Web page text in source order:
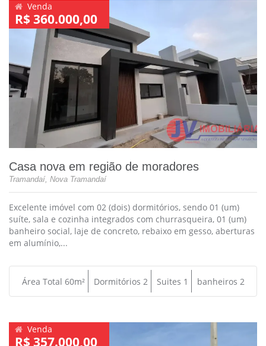
Venda
R$ 360.000,00
Casa nova em região de moradores
Tramandaí, Nova Tramandaí
Excelente imóvel com 02 (dois) dormitórios, sendo 01 (um)
suíte, sala e cozinha integrados com churrasqueira, 01 (um)
banheiro social, laje de concreto, rebaixo em gesso, aberturas
em alumínio,...
Área Total 60m² Dormitórios 2 Suites 1 banheiros 2
Venda
R$ 357.000,00